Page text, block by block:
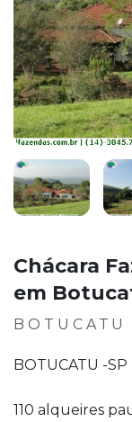
Chácara
em
BOTUCATU -SP
110 alqueires